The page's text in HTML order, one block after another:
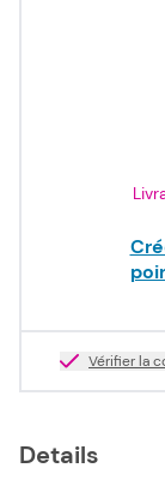
Vérifier la
Details